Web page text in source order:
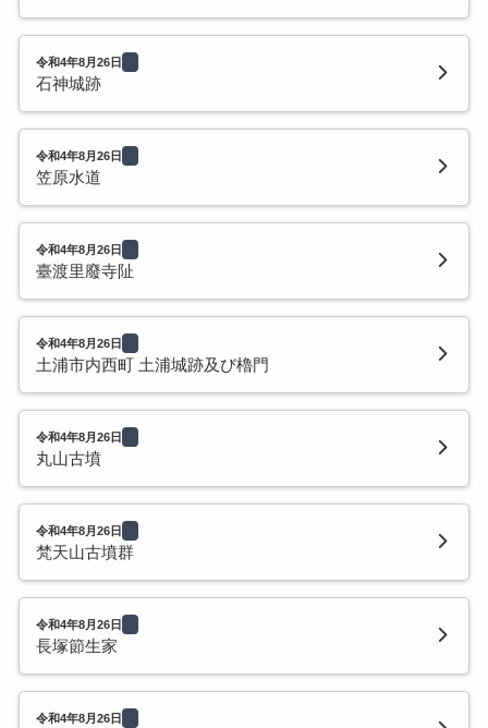
令和4年8月26日
石神城跡
令和4年8月26日
笠原水道
令和4年8月26日
臺渡里廢寺阯
令和4年8月26日
土浦市内西町 土浦城跡及び櫓門
令和4年8月26日
丸山古墳
令和4年8月26日
梵天山古墳群
令和4年8月26日
長塚節生家
令和4年8月26日